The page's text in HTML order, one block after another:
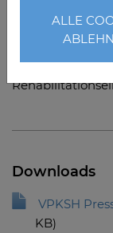
Unterstützung
dabei von der
erkannt hat,
großem
Downloads
VPKSH
KB)
ALLE